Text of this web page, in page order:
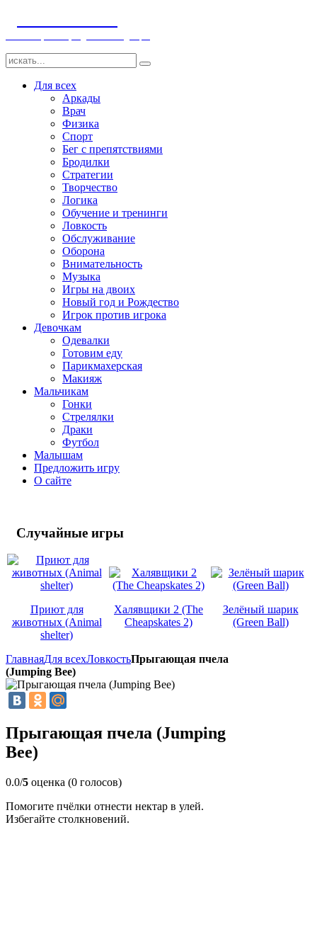
Для всех
Аркады
Врач
Физика
Спорт
Бег с препятствиями
Бродилки
Стратегии
Творчество
Логика
Обучение и тренинги
Ловкость
Обслуживание
Оборона
Внимательность
Музыка
Игры на двоих
Новый год и Рождество
Игрок против игрока
Девочкам
Одевалки
Готовим еду
Парикмахерская
Макияж
Мальчикам
Гонки
Стрелялки
Драки
Футбол
Малышам
Предложить игру
О сайте
Случайные игры
Приют для
животных (Animal
shelter)
Халявщики 2 (The
Cheapskates 2)
Зелёный шарик
(Green Ball)
ГлавнаяДля всехЛовкостьПрыгающая пчела
(Jumping Bee)
Прыгающая пчела (Jumping
Bee)
0.0/5 оценка (0 голосов)
Помогите пчёлки отнести нектар в улей.
Избегайте столкновений.